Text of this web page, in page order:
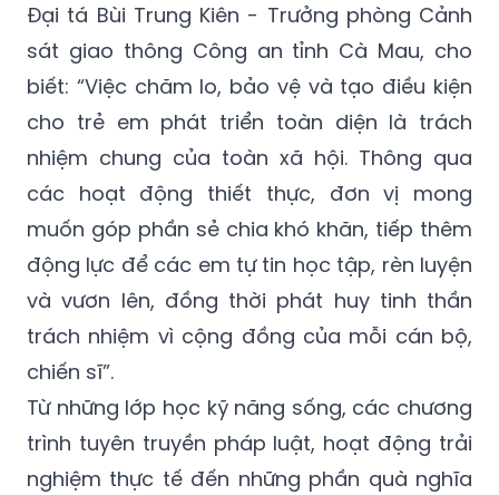
Đại tá Bùi Trung Kiên - Trưởng phòng Cảnh
sát giao thông Công an tỉnh Cà Mau, cho
biết: “Việc chăm lo, bảo vệ và tạo điều kiện
cho trẻ em phát triển toàn diện là trách
nhiệm chung của toàn xã hội. Thông qua
các hoạt động thiết thực, đơn vị mong
muốn góp phần sẻ chia khó khăn, tiếp thêm
động lực để các em tự tin học tập, rèn luyện
và vươn lên, đồng thời phát huy tinh thần
trách nhiệm vì cộng đồng của mỗi cán bộ,
chiến sĩ”.
Từ những lớp học kỹ năng sống, các chương
trình tuyên truyền pháp luật, hoạt động trải
nghiệm thực tế đến những phần quà nghĩa